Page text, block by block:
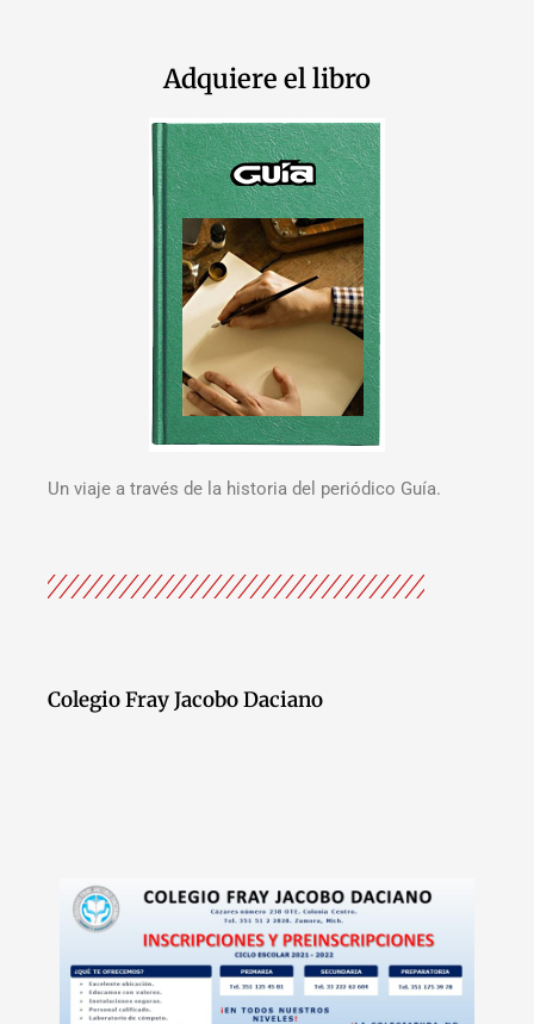
Adquiere el libro
Un viaje a través de la historia del periódico Guía.
Colegio Fray Jacobo Daciano